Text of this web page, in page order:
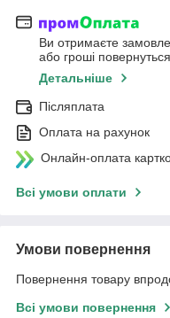
Ви отримаєте
або гроші
Детальніше
Післяплата
Оплата на рахунок
Онлайн-оплата
Всі умови оплати
Умови повернення
Повернення товару
Всі умови повернення